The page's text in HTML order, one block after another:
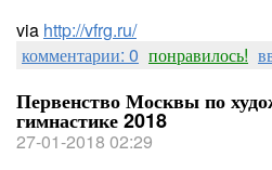
via http://vfrg.ru/
комментарии: 0 понравилось!
Первенство Москвы по
гимнастике 2018
27-01-2018 02:29